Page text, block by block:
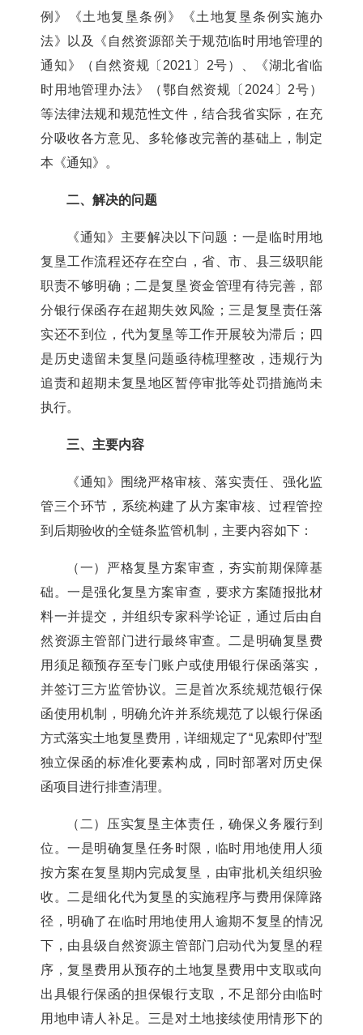
例》《土地复垦条例》
《土地复垦条例实施办
法》以及《自然资源部关于规范临时用地管理的
通知》（自然资规〔 2021 〕 2号）
《湖北省临
时用地管理办法》（鄂自然资规〔 2024〕 2号）
等法律法规和规范性文件 ，结合我省实际，在充
分吸收各方意见
多轮修改完善的基础上，制定
本 《通知》。
二、解决的问题
《通知》 主要解决以下问题：一是临时用地
复垦工作流程还存在空白，省、市、县三级职能
职责不够明确 ；二是复垦资金管理有待完善 ，部
分银行保函存在超期失效风险； 三是复垦责任落
实还不到位，代为复垦等工作开展较为滞后 ；
四
是历史遗留未复垦问题亟待梳理整改，违规行为
追责和超期未复垦地区暂停审批等处罚措施尚未
执行。
三、 主要内容
《通知》围绕严格审核、落实责任、强化监
管三个环节，系统构建了从方案审核、过程管控
到后期验收的全链条监管机制，主要内容如下：
（一） 严格复垦方案审查 ，夯实前期保障基
础。一是强化复垦方案审查，要求方案随报批材
料一并提交 ， 并组织专家科学论证， 通过后由自
然资源主管部门进行最终审查 。 二是明确复垦费
用须足额预存至专门账户或使用银行保函落实，
并签订三方监管协议。 三是首次系统规范银行保
函使用机制
，明确 允许并系统规范了以银行保函
方式落实土地复垦费用 ，详细规定了“ 见索即付”型
独立保函的标准化要素构成， 同时部署对历史保
函项目进行排查清理。
（二）压实复垦主体责任，确保义务履行到
位。一是明确复垦任务时限，临时用地使用人须
按方案在复垦期内完成复垦 ，由审批机关组织验
收。
二是细化代为复垦的实施程序与费用保障路
径 ， 明确了在临时用地使用人 逾期不复垦的情况
下，由县级自然资源主管部门启动代为复垦的程
序 ，复垦费用从预存的土地复垦费用中支取或向
出具银行保函的担保银行支取 ，不足部分由临时
用地申请人补足 。 三是对土地接续使用情形下的